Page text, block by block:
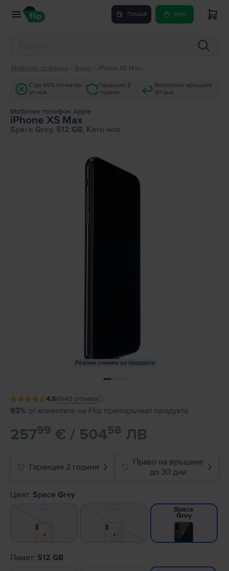
Продай Купи
Мобилни телефони Apple iPhone XS Max
С до 40% по-евтин
от нов
Гаранция 2
години
Безплатно връщане
30 дни
Мобилен телефон Apple
iPhone XS Max
Space Grey, 512 GB, Като нов
Реални снимки на продукта
4.84940 отзива
93% от клиентите на Flip препоръчват продукта
25799 € / 50458 ЛВ
Гаранция 2 години ❯
Право на връщане
до 30 дни
❯
Цвят: Space Grey
Space
Grey
Памет: 512 GB